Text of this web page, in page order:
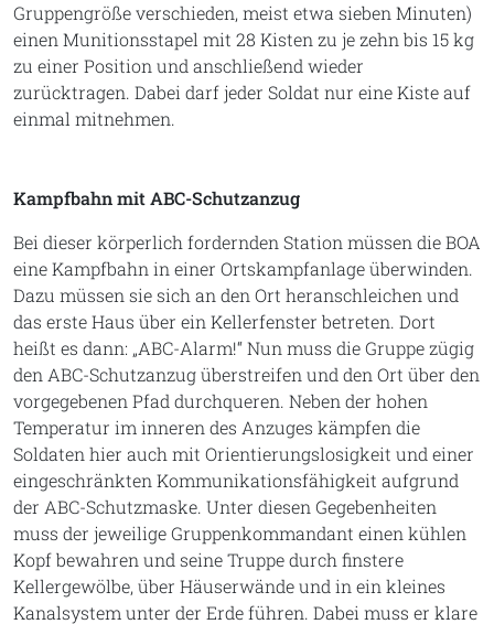
Gruppengröße verschieden, meist etwa sieben Minuten)
einen Munitionsstapel mit 28 Kisten zu je zehn bis 15 kg
zu einer Position und anschließend wieder
zurücktragen. Dabei darf jeder Soldat nur eine Kiste auf
einmal mitnehmen.
Kampfbahn mit ABC-Schutzanzug
Bei dieser körperlich fordernden Station müssen die BOA
eine Kampfbahn in einer Ortskampfanlage überwinden.
Dazu müssen sie sich an den Ort heranschleichen und
das erste Haus über ein Kellerfenster betreten. Dort
heißt es dann: „ABC-Alarm!“ Nun muss die Gruppe zügig
den ABC-Schutzanzug überstreifen und den Ort über den
vorgegebenen Pfad durchqueren. Neben der hohen
Temperatur im inneren des Anzuges kämpfen die
Soldaten hier auch mit Orientierungslosigkeit und einer
eingeschränkten Kommunikationsfähigkeit aufgrund
der ABC-Schutzmaske. Unter diesen Gegebenheiten
muss der jeweilige Gruppenkommandant einen kühlen
Kopf bewahren und seine Truppe durch finstere
Kellergewölbe, über Häuserwände und in ein kleines
Kanalsystem unter der Erde führen. Dabei muss er klare